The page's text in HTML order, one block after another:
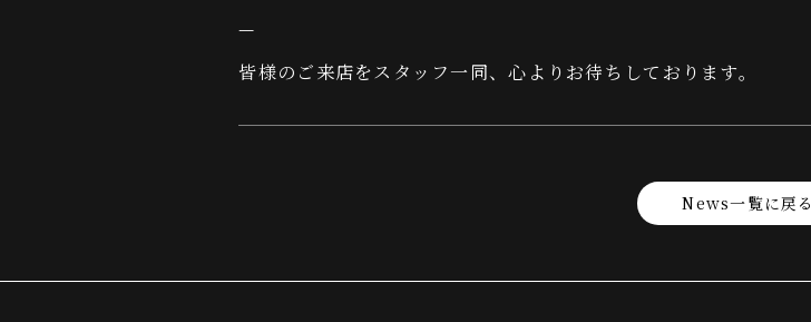
—
皆様のご来店をスタッフ一同、心よりお待ちしております。
News一覧に戻る